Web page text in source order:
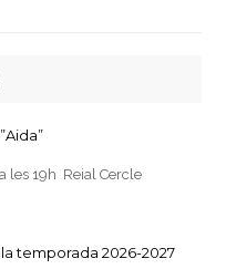
les 19h Reial Cercle
la temporada 2026-2027